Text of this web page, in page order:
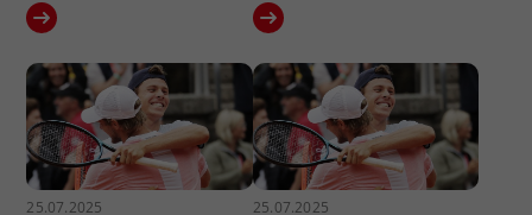
25.07.2025 25.07.2025